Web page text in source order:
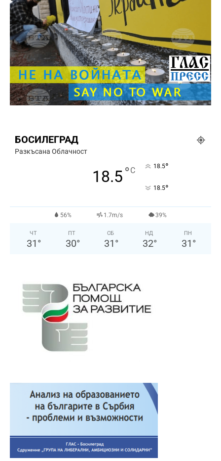
БОСИЛЕГРАД
Разкъсана Облачност
18.5°C 18.5°
18.5°
56% 1.7m/s 39%
ЧТ
31 °
ПТ
30°
СБ
31 °
НД
32°
ПН
31 °